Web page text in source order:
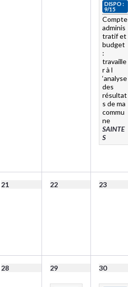
DISPO :
9/15
Compte
adminis
tratif et
budget
:
travaille
r à l
‘analyse
des
résultat
s de ma
commu
ne
SAINTE
S
21 22 23
28 29 30